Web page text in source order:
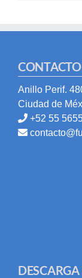
Anillo Perif.
Ciudad de
+52 55